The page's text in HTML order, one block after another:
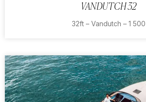
VANDUTCH 32
32ft – Vandutch – 1 500